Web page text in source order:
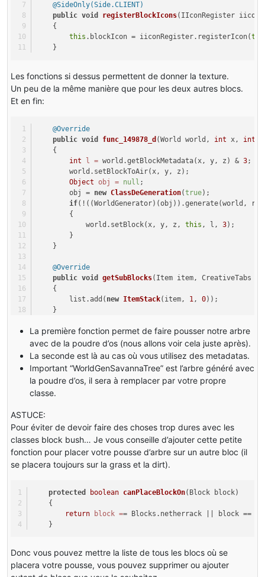
@SideOnly(Side.CLIENT)
public void registerBlockIcons(IIconRegister
    {
this .blockIcon = iiconRegister.registerIcon(
    }
Les fonctions si dessus permettent de donner la texture.
Un peu de la même manière que pour les deux autres blocs.
Et en fin:
@Override
public void func_149878_d (World world, int x, int
    {
int
l = world.getBlockMetadata(x, y, z) & 3;
        world.setBlockToAir(x, y, z);
Object obj = null ;
        obj =
new ClassDeGeneration(true);
if(!((WorldGenerator)(obj)).generate(world,
        {
            world.setBlock(x, y, z,
this , l, 3);
        }
    }
@Override
public void getSubBlocks(Item item, CreativeTabs
    {
        list.add(
new ItemStack(item, 1, 0));
    }
La première fonction permet de faire pousser notre arbre
avec de la poudre d’os (nous allons voir cela juste après).
La seconde est là au cas où vous utilisez des metadatas.
Important “WorldGenSavannaTree” est l’arbre généré avec
la poudre d’os, il sera à remplacer par votre propre
classe.
ASTUCE:
Pour éviter de devoir faire des choses trop dures avec les
classes block bush… Je vous conseille d’ajouter cette petite
fonction pour placer votre pousse d’arbre sur un autre bloc (il
se placera toujours sur la grass et la dirt).
protected boolean canPlaceBlockOn(Block block)
    {
return
block == Blocks.netherrack || block ==
    }
Donc vous pouvez mettre la liste de tous les blocs où se
placera votre pousse, vous pouvez supprimer ou ajouter